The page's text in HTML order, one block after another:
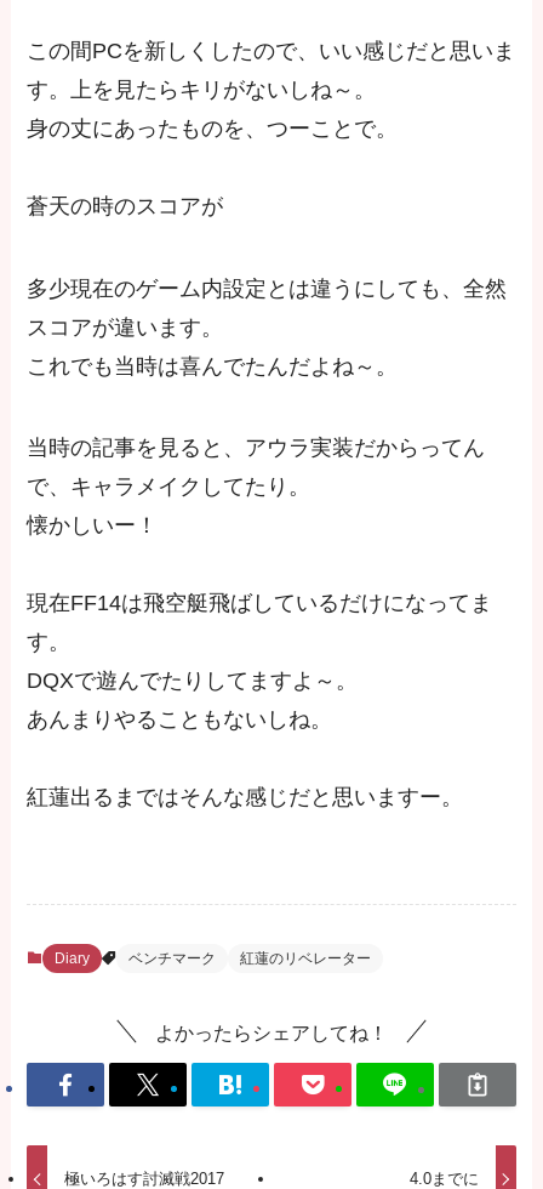
この間PCを新しくしたので、いい感じだと思いま
す。上を見たらキリがないしね～。
身の丈にあったものを、つーことで。
蒼天の時のスコアが
多少現在のゲーム内設定とは違うにしても、全然
スコアが違います。
これでも当時は喜んでたんだよね～。
当時の記事を見ると、アウラ実装だからってん
で、キャラメイクしてたり。
懐かしいー！
現在FF14は飛空艇飛ばしているだけになってま
す。
DQXで遊んでたりしてますよ～。
あんまりやることもないしね。
紅蓮出るまではそんな感じだと思いますー。
Diary ベンチマーク 紅蓮のリベレーター
よかったらシェアしてね！
極いろはす討滅戦2017 4.0までに